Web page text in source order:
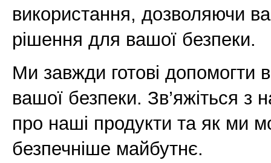
використання, дозволяючи
рішення для вашої безпеки.
Ми завжди готові допомогти
вашої безпеки. Зв’яжіться з
про наші продукти та як ми
безпечніше майбутнє.